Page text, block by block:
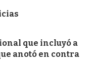
que incluyó a
anotó en contra